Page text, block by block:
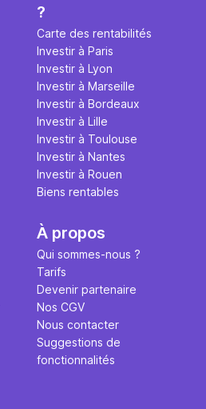
?
Carte des rentabilités
Investir à Paris
Investir à Lyon
Investir à Marseille
Investir à Bordeaux
Investir à Lille
Investir à Toulouse
Investir à Nantes
Investir à Rouen
Biens rentables
À propos
Qui sommes-nous ?
Tarifs
Devenir partenaire
Nos CGV
Nous contacter
Suggestions de
fonctionnalités